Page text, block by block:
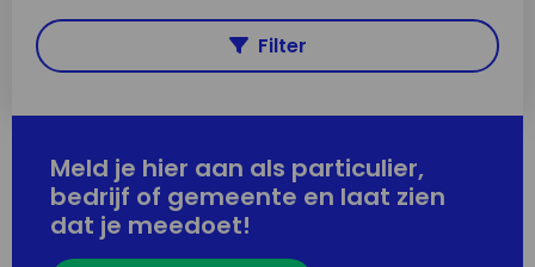
Filter
Meld je hier aan als particulier,
bedrijf of gemeente en laat zien
dat je meedoet!